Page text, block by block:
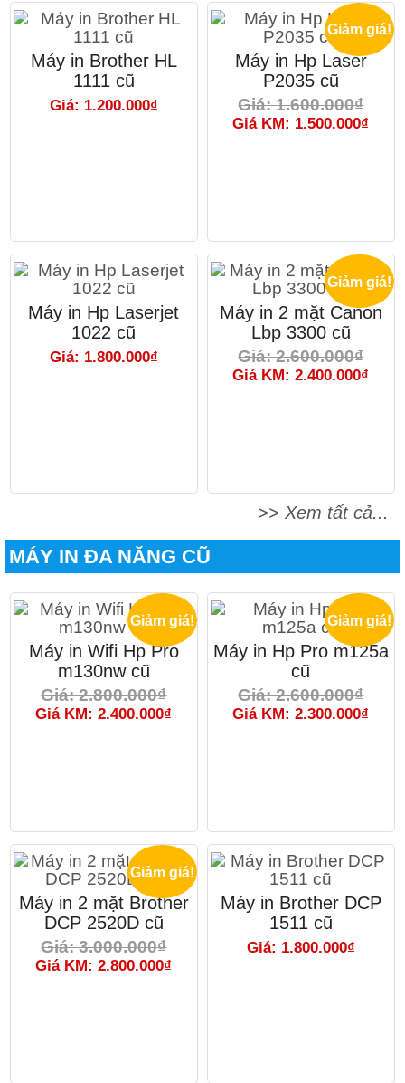
Máy in Brother HL
1111 cũ
Giá: 1.200.000₫
Giảm giá!
Máy in Hp Laser
P2035 cũ
Giá: 1.600.000₫
Giá KM: 1.500.000₫
Máy in Hp Laserjet
1022 cũ
Giá: 1.800.000₫
Giảm giá!
Máy in 2 mặt Canon
Lbp 3300 cũ
Giá: 2.600.000₫
Giá KM: 2.400.000₫
>> Xem tất cả...
MÁY IN ĐA NĂNG CŨ
Giảm giá!
Máy in Wifi Hp Pro
m130nw cũ
Giá: 2.800.000₫
Giá KM: 2.400.000₫
Giảm giá!
Máy in Hp Pro m125a
cũ
Giá: 2.600.000₫
Giá KM: 2.300.000₫
Giảm giá!
Máy in 2 mặt Brother
DCP 2520D cũ
Giá: 3.000.000₫
Giá KM: 2.800.000₫
Máy in Brother DCP
1511 cũ
Giá: 1.800.000₫